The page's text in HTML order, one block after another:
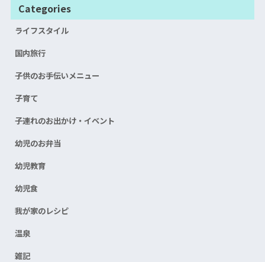
Categories
ライフスタイル
国内旅行
子供のお手伝いメニュー
子育て
子連れのお出かけ・イベント
幼児のお弁当
幼児教育
幼児食
我が家のレシピ
温泉
雑記